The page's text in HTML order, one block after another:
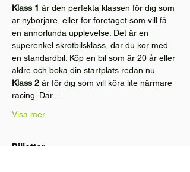
Klass 1 är den perfekta klassen för dig som
är nybörjare, eller för företaget som vill få
en annorlunda upplevelse. Det är en
superenkel skrotbilsklass, där du kör med
en standardbil. Köp en bil som är 20 år eller
äldre och boka din startplats redan nu.
Klass 2 är för dig som vill köra lite närmare
racing. Där…
Visa mer
Biljetter